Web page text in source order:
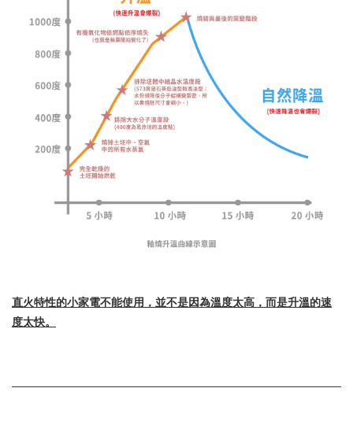
直火特性的小家電不能使用，並不是因為溫度太高，而是升溫的速
度太快。